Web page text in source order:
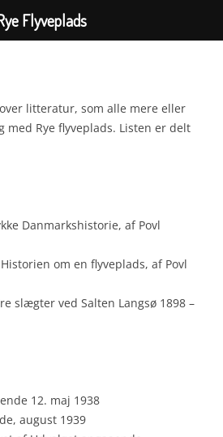
litteratur, som alle mere eller
Rye flyveplads. Listen er delt
Danmarkshistorie, af Povl
om en flyveplads, af Povl
slægter ved Salten Langsø 1898 –
12. maj 1938
august 1939
Flyveplads